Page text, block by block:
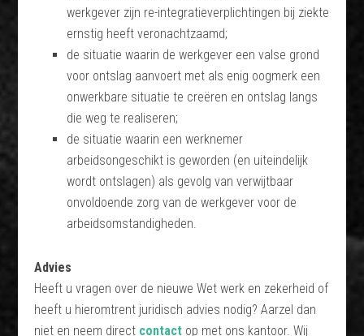
werkgever zijn re-integratieverplichtingen bij ziekte
ernstig heeft veronachtzaamd;
de situatie waarin de werkgever een valse grond
voor ontslag aanvoert met als enig oogmerk een
onwerkbare situatie te creëren en ontslag langs
die weg te realiseren;
de situatie waarin een werknemer
arbeidsongeschikt is geworden (en uiteindelijk
wordt ontslagen) als gevolg van verwijtbaar
onvoldoende zorg van de werkgever voor de
arbeidsomstandigheden.
Advies
Heeft u vragen over de nieuwe Wet werk en zekerheid of
heeft u hieromtrent juridisch advies nodig? Aarzel dan
niet en neem direct contact op met ons kantoor. Wij